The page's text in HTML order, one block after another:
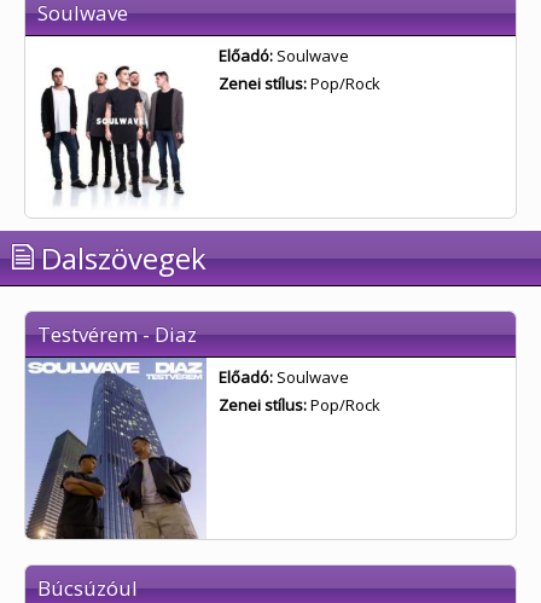
Soulwave
Előadó: Soulwave
Zenei stílus:Pop/Rock
Dalszövegek
Testvérem - Diaz
Előadó: Soulwave
Zenei stílus:Pop/Rock
Búcsúzóul